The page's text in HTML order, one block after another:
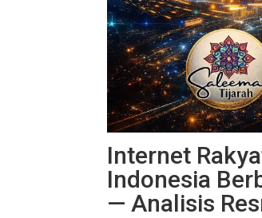
Internet
Indonesia
— Analisis